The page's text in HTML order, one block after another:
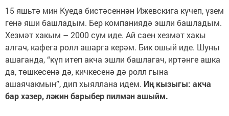
15 яшьтә мин Куеда бистәсеннән Ижевскига күчеп, үзем
генә яши башладым. Бер компаниядә эшли башладым.
Хезмәт хакым – 2000 сум иде. Ай саен хезмәт хакы
алгач, кафега ролл ашарга керәм. Бик ошый иде. Шуны
ашаганда, “күп итеп акча эшли башлагач, иртәнге ашка
да, төшкесенә дә, кичкесенә дә ролл гына
ашаячакмын”, дип хыяллана идем. Иң кызыгы: акча
бар хәзер, ләкин барыбер пилмән ашыйм.